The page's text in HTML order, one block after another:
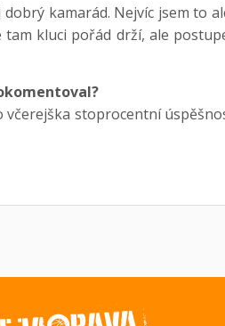
kamarád. Nejvíc jsem to
kluci pořád drží, ale
včerejška stoprocentní